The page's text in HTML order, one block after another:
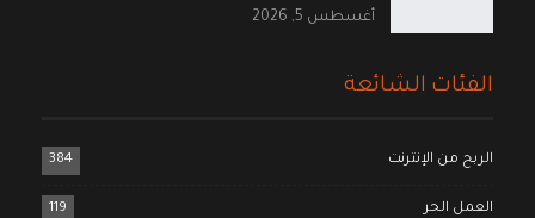
أغسطس 5, 2026
الفئات الشائعة
الربح من الإنترنت 384
العمل الحر 119